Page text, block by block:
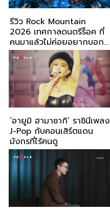
รีวิว Rock Mountain
2026 เทศกาลดนตรีร็อค ที่
คนมาแล้วไม่ค่อยอยากบอก
ต่อ
‘อายูมิ ฮามาซากิ’ ราชินีเพลง
J-Pop กับคอนเสิร์ตแดน
มังกรที่ไร้คนดู